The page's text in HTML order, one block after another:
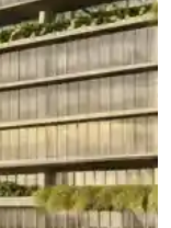
são os
investir